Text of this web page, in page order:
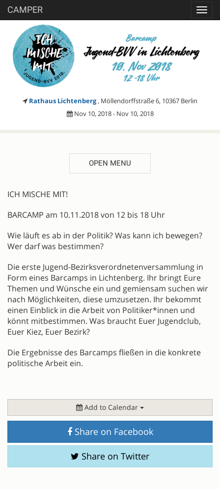
CAMPER
Rathaus Lichtenberg , Möllendorffstraße 6, 10367 Berlin
Nov 10, 2018 - Nov 10, 2018
OPEN MENU
DESCRIPTION
ICH MISCHE MIT!
BARCAMP am 10.11.2018 von 12 bis 18 Uhr
Wie läuft es ab in der Politik? Was kann ich bewegen?
Wer darf was bestimmen?
Die erste Jugend-Bezirksverordnetenversammlung in
Form eines Barcamps in Lichtenberg. Ihr bringt Eure
Themen und Wünsche ein und gemiensam suchen wir
nach Möglichkeiten, diese umzusetzen. Ihr bekommt
einen Einblick in die Arbeit von Politiker*innen und
könnt mitbestimmen. Was braucht Euer Jugendclub,
Euer Kiez, Euer Bezirk?
Die Ergebnisse des Barcamps fließen in die konkrete
politische Arbeit ein.
Add to Calendar
Share on Facebook
Share on Twitter